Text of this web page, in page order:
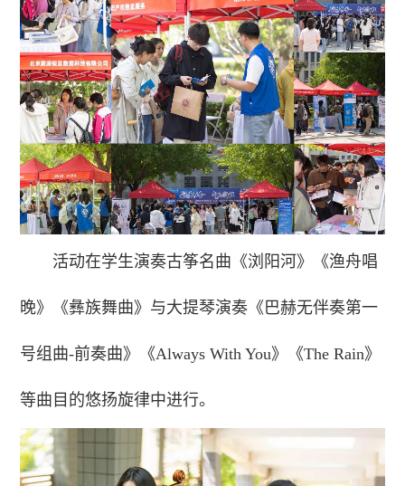
活动在学生演奏古筝名曲《浏阳河》《渔舟唱
晚》《彝族舞曲》与大提琴演奏《巴赫无伴奏第一
号组曲-前奏曲》《Always With You》《The Rain》
等曲目的悠扬旋律中进行。